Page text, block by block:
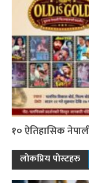
१० ऐतिहासिक
लोकप्रिय पोस्टहरु